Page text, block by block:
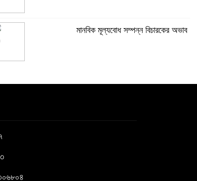
মানবিক মূল্যবোধ সম্পন্ন বিচারকের অভাব